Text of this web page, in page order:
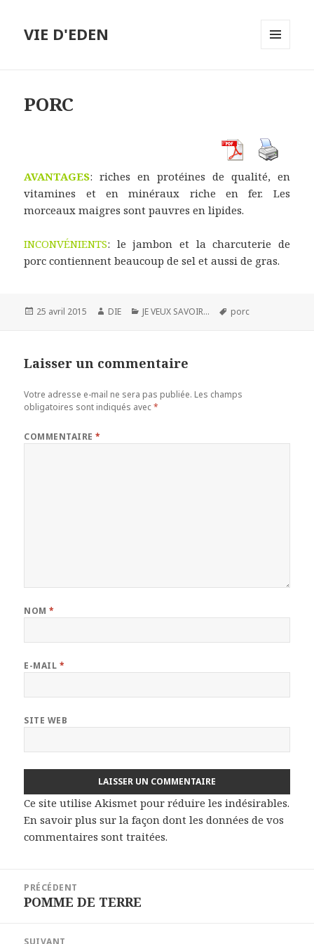
VIE D'EDEN
PORC
AVANTAGES: riches en protéines de qualité, en
vitamines et en minéraux riche en fer. Les
morceaux maigres sont pauvres en lipides.
INCONVÉNIENTS: le jambon et la charcuterie de
porc contiennent beaucoup de sel et aussi de gras.
Publié
25 avril 2015 Auteur
DIE Catégories
JE VEUX SAVOIR...
Mots-
porc
Laisser un commentaire
Votre adresse e-mail ne sera pas publiée. Les champs
obligatoires sont indiqués avec*
COMMENTAIRE*
NOM*
E-MAIL *
SITE WEB
Ce site utilise Akismet pour réduire les indésirables.
En savoir plus sur la façon dont les données de vos
commentaires sont traitées.
l’article
PRÉCÉDENT
Article
POMME DE TERRE
SUIVANT